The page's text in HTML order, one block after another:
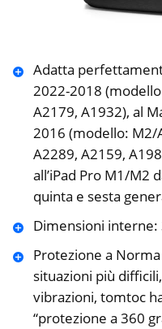
Adatta
2022-2018
A2179, A1932), al
2016 (modello: M2/
A2289, A2159,
all’iPad Pro M1/M2
quinta e sesta
Dimensioni interne:
Protezione a
situazioni più
vibrazioni, tomtoc
“protezione a 360